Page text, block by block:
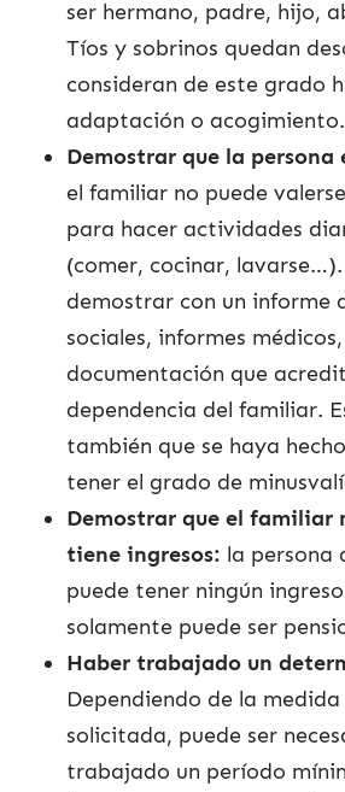
ser hermano, padre, hijo,
Tíos y sobrinos quedan
consideran de este grado
adaptación o acogimiento.
Demostrar que la persona
el familiar no puede
para hacer actividades
(comer, cocinar,
demostrar con un informe
sociales, informes
documentación que
dependencia del familiar.
también que se haya
tener el grado de
Demostrar que el familiar
tiene ingresos: la persona
puede tener ningún
solamente puede ser
Haber trabajado un
Dependiendo de la
solicitada, puede ser
trabajado un período